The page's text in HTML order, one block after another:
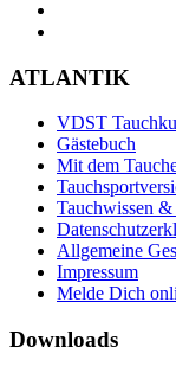
ATLANTIK
VDST
Gästebuch
Mit dem
Tauchwissen &
Allgemeine
Impressum
Melde Dich
Downloads